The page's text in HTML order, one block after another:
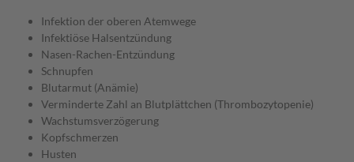
Infektion der oberen Atemwege
Infektiöse Halsentzündung
Nasen-Rachen-Entzündung
Schnupfen
Blutarmut (Anämie)
Verminderte Zahl an Blutplättchen (Thrombozytopenie)
Wachstumsverzögerung
Kopfschmerzen
Husten